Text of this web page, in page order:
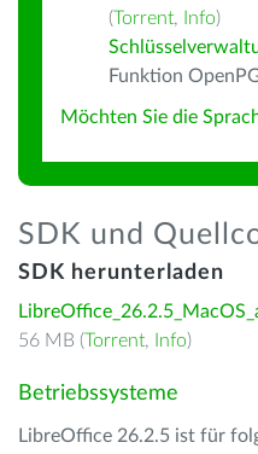
(Torrent, Info)
Funktion
Möchten Sie die
SDK und
SDK herunterladen
56 MB (Torrent, Info)
Betriebssysteme
LibreOffice 26.2.5 ist für